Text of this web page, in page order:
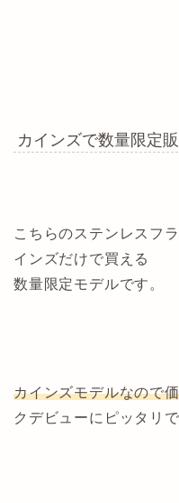
カインズで数量限定
こちらのステンレスフ
インズだけで買える
数量限定モデルです。
カインズモデルなので
クデビューにピッタリで